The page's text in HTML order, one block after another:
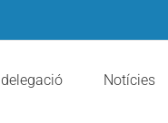
Notícies